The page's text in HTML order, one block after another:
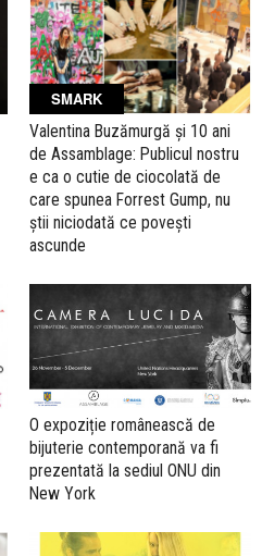
SMARK
Valentina Buzămurgă și 10 ani
de Assamblage: Publicul nostru
e ca o cutie de ciocolată de
care spunea Forrest Gump, nu
știi niciodată ce povești
ascunde
O expoziție românească de
bijuterie contemporană va fi
prezentată la sediul ONU din
New York